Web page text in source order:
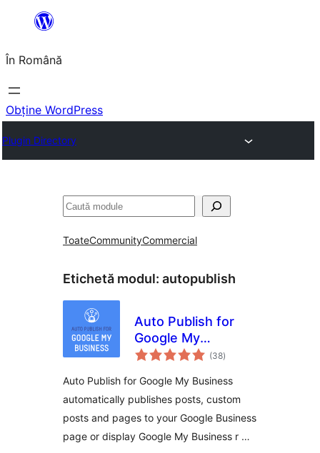
conținut
În Română
Obține WordPress
Plugin Directory
Caută
ToateCommunityCommercial
Etichetă modul: autopublish
Auto Publish for
Google My
Business
(38total
aprecieri
)
Auto Publish for Google My Business
automatically publishes posts, custom
posts and pages to your Google Business
page or display Google My Business r …